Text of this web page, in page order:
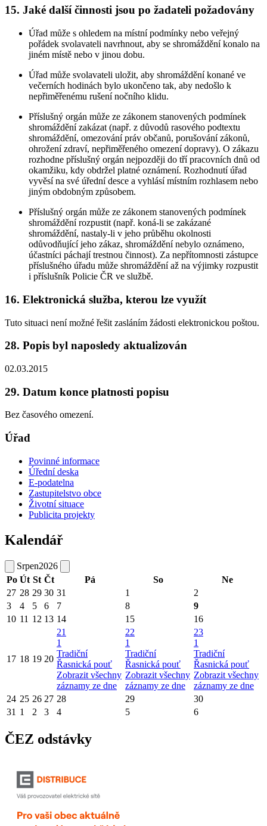
15. Jaké další činnosti jsou po žadateli požadovány
Úřad může s ohledem na místní podmínky nebo veřejný
pořádek svolavateli navrhnout, aby se shromáždění konalo na
jiném místě nebo v jinou dobu.
Úřad může svolavateli uložit, aby shromáždění konané ve
večerních hodinách bylo ukončeno tak, aby nedošlo k
nepřiměřenému rušení nočního klidu.
Příslušný orgán může ze zákonem stanovených podmínek
shromáždění zakázat (např. z důvodů rasového podtextu
shromáždění, omezování práv občanů, porušování zákonů,
ohrožení zdraví, nepřiměřeného omezení dopravy). O zákazu
rozhodne příslušný orgán nejpozději do tří pracovních dnů od
okamžiku, kdy obdržel platné oznámení. Rozhodnutí úřad
vyvěsí na své úřední desce a vyhlásí místním rozhlasem nebo
jiným obdobným způsobem.
Příslušný orgán může ze zákonem stanovených podmínek
shromáždění rozpustit (např. koná-li se zakázané
shromáždění, nastaly-li v jeho průběhu okolnosti
odůvodňující jeho zákaz, shromáždění nebylo oznámeno,
účastníci páchají trestnou činnost). Za nepřítomnosti zástupce
příslušného úřadu může shromáždění až na výjimky rozpustit
i příslušník Policie ČR ve službě.
16. Elektronická služba, kterou lze využít
Tuto situaci není možné řešit zasláním žádosti elektronickou poštou.
28. Popis byl naposledy aktualizován
02.03.2015
29. Datum konce platnosti popisu
Bez časového omezení.
Úřad
Povinné informace
Úřední deska
E-podatelna
Zastupitelstvo obce
Životní situace
Publicita projekty
Kalendář
Srpen2026
Po Út St Čt Pá So
Ne
27 28 29 30 31 1
2
3
4 5 6 7 8
9
10 11 12 13 14 15 16
17 18 19 20
21
1
Tradiční
Řasnická pouť
Zobrazit všechny
záznamy ze dne
22
1
Tradiční
Řasnická pouť
Zobrazit všechny
záznamy ze dne
23
1
Tradiční
Řasnická pouť
Zobrazit všechny
záznamy ze dne
24 25 26 27 28 29
30
31 1 2 3 4 5 6
ČEZ odstávky